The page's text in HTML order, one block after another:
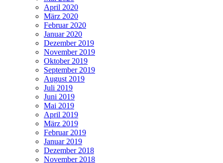
April 2020
März 2020
Februar 2020
Januar 2020
Dezember 2019
November 2019
Oktober 2019
September 2019
August 2019
Juli 2019
Juni 2019
Mai 2019
April 2019
März 2019
Februar 2019
Januar 2019
Dezember 2018
November 2018